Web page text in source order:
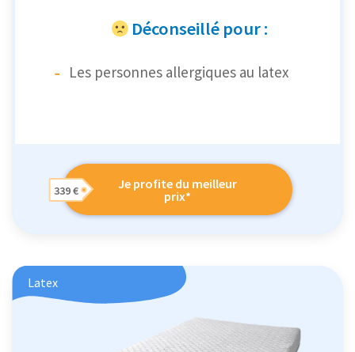
Déconseillé pour :
Les personnes allergiques au latex
Je profite du meilleur
prix*
339 €
Latex